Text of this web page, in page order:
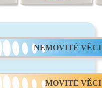
NEMOVITÉ VĚCI
MOVITÉ VĚCI